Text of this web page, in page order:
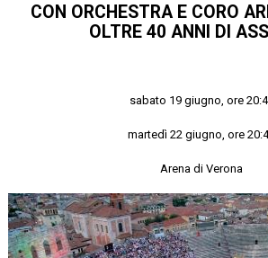
CON ORCHESTRA E CORO
OLTRE 40 ANNI DI
sabato 19 giugno, ore
martedì 22 giugno, ore
Arena di Verona